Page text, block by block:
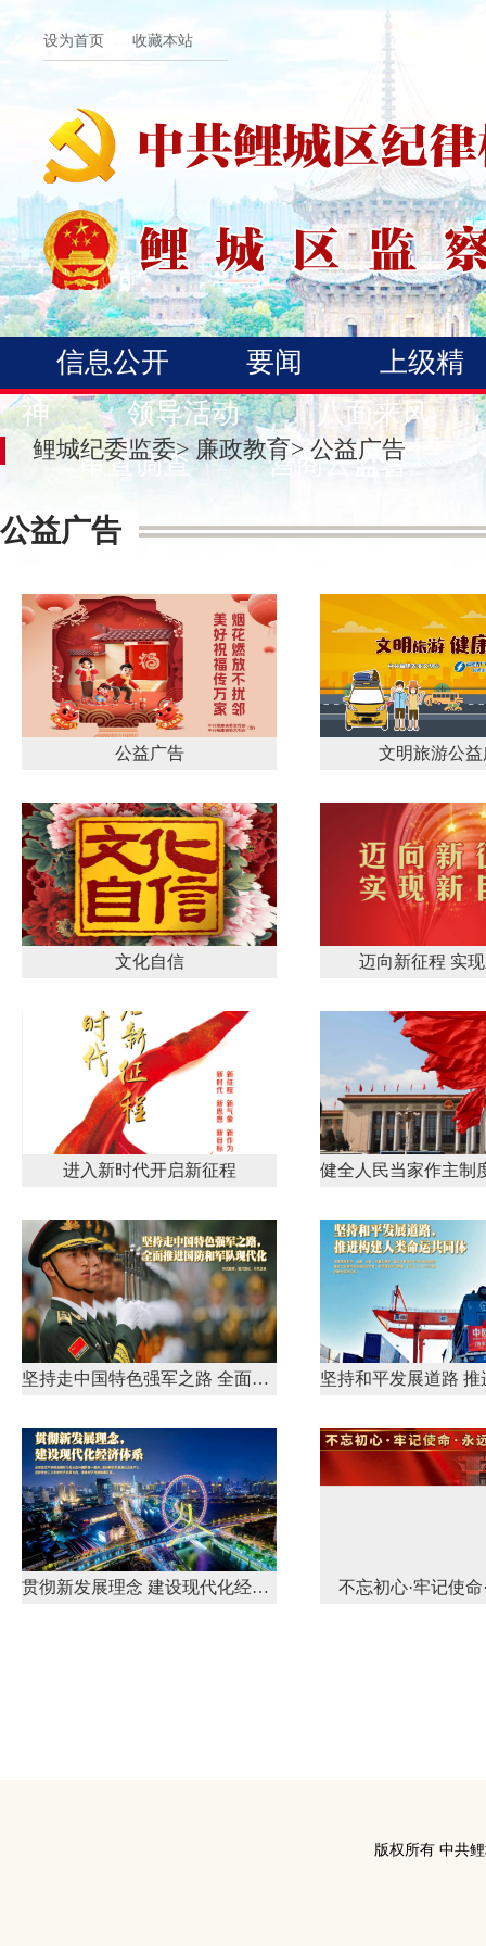
设为首页 收藏本站
信息公开 要闻
上级精
神
领导活动
八面来风
审查调查
营商云监督
鲤城纪委监委>廉政教育> 公益广告
公益广告
公益广告 文明旅游公益
文化自信 迈向新征程 实
进入新时代开启新征程
坚持走中国特色强军之路 全面推进国防和军队现代化
贯彻新发展理念 建设现代化经济体系 不忘初心·牢记使命
版权所有 中共